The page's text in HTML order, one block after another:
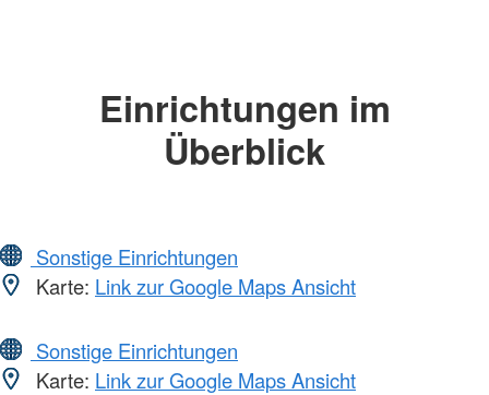
Einrichtungen im
Überblick
Sonstige Einrichtungen
Karte: Link zur Google Maps Ansicht
Sonstige Einrichtungen
Karte: Link zur Google Maps Ansicht